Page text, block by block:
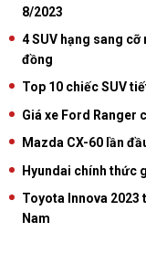
8/2023
4 SUV hạng sang
đồng
Top 10 chiếc SUV
Giá xe Ford Ranger
Mazda CX-60 lần
Hyundai chính thức
Toyota Innova
Nam